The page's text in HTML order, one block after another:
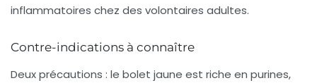
inflammatoires chez des volontaires adultes.
Contre-indications à connaître
Deux précautions : le bolet jaune est riche en purines,